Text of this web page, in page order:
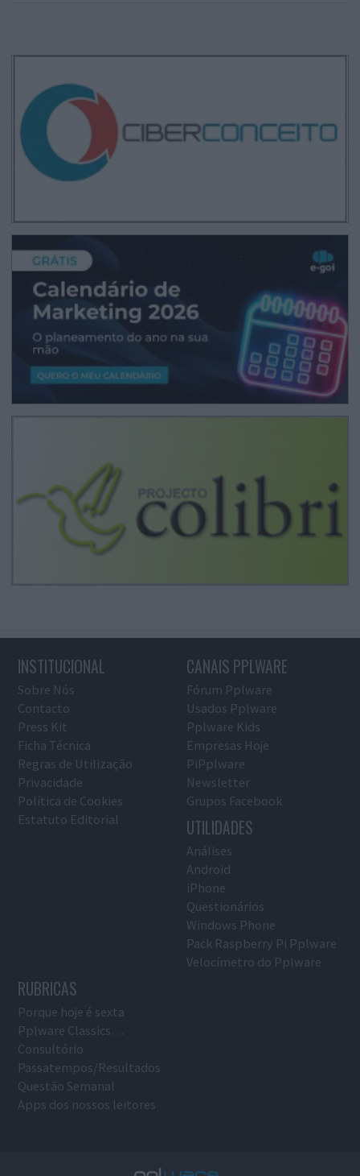
INSTITUCIONAL
Sobre Nós
Contacto
Press Kit
Ficha Técnica
Regras de Utilização
Privacidade
Política de Cookies
Estatuto Editorial
CANAIS PPLWARE
Fórum Pplware
Usados Pplware
Pplware Kids
Empresas Hoje
PiPplware
Newsletter
Grupos Facebook
UTILIDADES
Análises
Android
iPhone
Questionários
Windows Phone
Pack Raspberry Pi Pplware
Velocímetro do Pplware
RUBRICAS
Porque hoje é sexta
Pplware Classics…
Consultório
Passatempos/Resultados
Questão Semanal
Apps dos nossos leitores